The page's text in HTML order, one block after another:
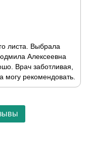
листа. Выбрала
Алексеевна
Врач заботливая,
могу рекомендовать.